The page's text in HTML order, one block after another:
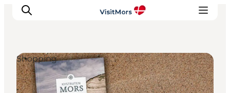
Aktivitäten
Shopping